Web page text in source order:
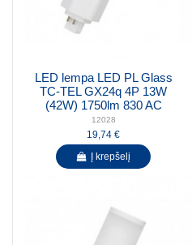
LED lempa LED PL Glass
TC-TEL GX24q 4P 13W
(42W) 1750lm 830 AC
12028
19,74 €
Į krepšelį